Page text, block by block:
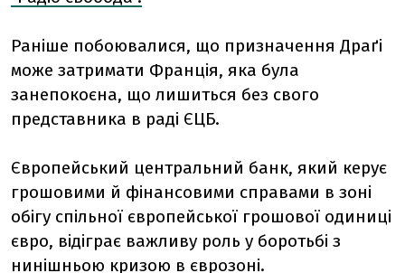
Раніше побоювалися, що призначення Драґі
може затримати Франція, яка була
занепокоєна, що лишиться без свого
представника в раді ЄЦБ.
Європейський центральний банк, який керує
грошовими й фінансовими справами в зоні
обігу спільної європейської грошової одиниці
євро, відіграє важливу роль у боротьбі з
нинішньою кризою в єврозоні.